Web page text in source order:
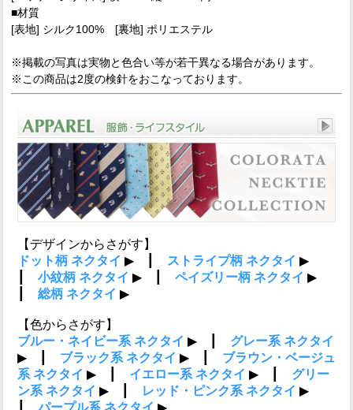
■材質
[表地] シルク100% [裏地] ポリエステル
※掲載の写真は実物と色合い等が若干異なる場合があります。
※この商品は2度の検針をおこなっております。